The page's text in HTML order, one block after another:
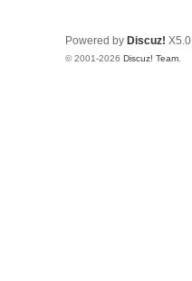
Powered by Discuz! X5.0
© 2001-2026 Discuz! Team